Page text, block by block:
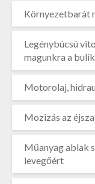
Környezetbarát
Legénybúcsú
magunkra a
Motorolaj,
Mozizás az
Műanyag ablak
levegőért